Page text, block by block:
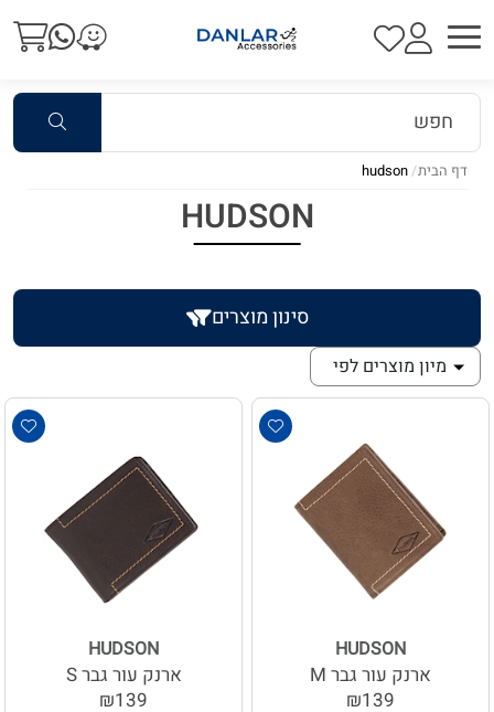
דף הבית hudson
HUDSON
סינון מוצרים
מיון מוצרים לפי
HUDSON
ארנק עור גבר M
₪139
HUDSON
ארנק עור גבר S
₪139